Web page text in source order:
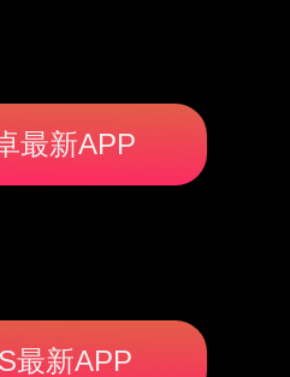
最新APP
最新APP